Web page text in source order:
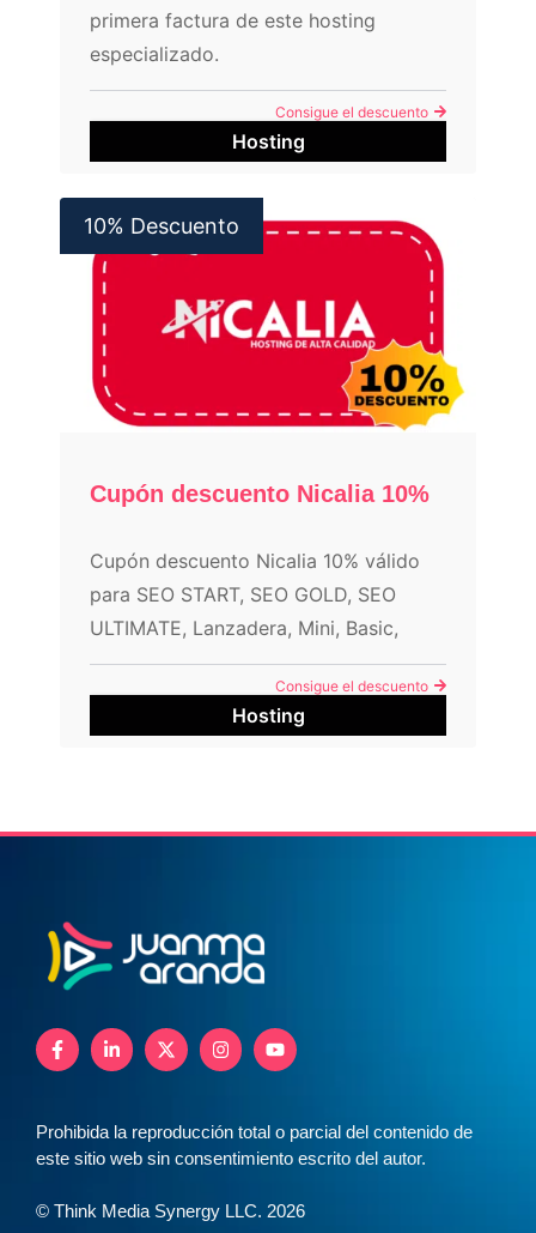
primera factura de este hosting
especializado.
Consigue el descuento
Hosting
10% Descuento
Cupón descuento Nicalia 10%
Cupón descuento Nicalia 10% válido
para SEO START, SEO GOLD, SEO
ULTIMATE, Lanzadera, Mini, Basic,
Medium, Executive, Elastic Start,
Elastic PRO, Elastic Gold, Elastic
Consigue el descuento
Hosting
Prohibida la reproducción total o parcial del contenido de
este sitio web sin consentimiento escrito del autor.
© Think Media Synergy LLC. 2026